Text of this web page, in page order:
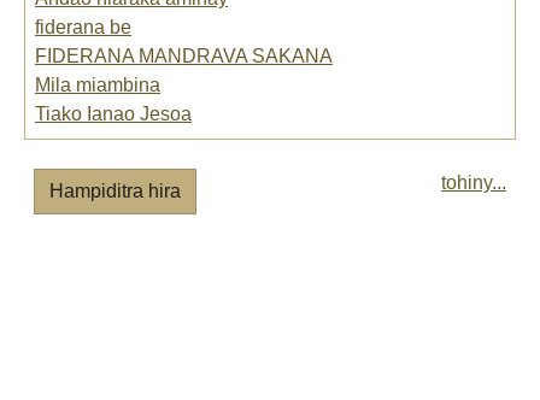
fiderana be
FIDERANA MANDRAVA SAKANA
Mila miambina
Tiako Ianao Jesoa
Hampiditra hira tohiny...